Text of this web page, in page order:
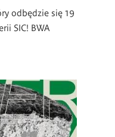
odbędzie się 19
SIC! BWA